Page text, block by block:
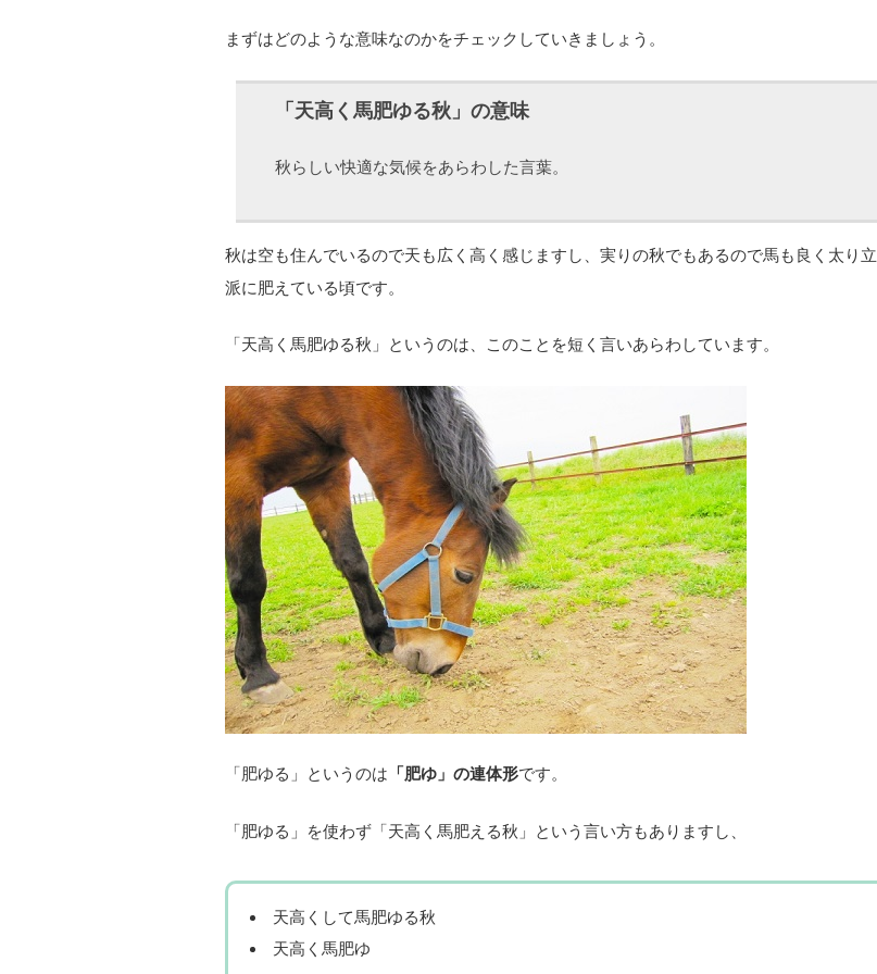
まずはどのような意味なのかをチェックしていきましょう。
「天高く馬肥ゆる秋」の意味
秋らしい快適な気候をあらわした言葉。
秋は空も住んでいるので天も広く高く感じますし、実りの秋でもあるので馬も良く太り立
派に肥えている頃です。
「天高く馬肥ゆる秋」というのは、このことを短く言いあらわしています。
「肥ゆる」というのは 「肥ゆ」の連体形です。
「肥ゆる」を使わず「天高く馬肥える秋」という言い方もありますし、
天高くして馬肥ゆる秋
天高く馬肥ゆ